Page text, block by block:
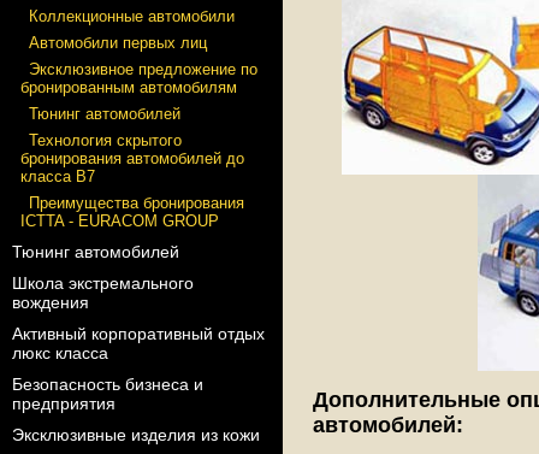
Коллекционные автомобили
Автомобили первых лиц
Эксклюзивное предложение по
бронированным автомобилям
Тюнинг автомобилей
Технология скрытого
бронирования автомобилей до
класса В7
Преимущества бронирования
ICTTA - EURACOM GROUP
Тюнинг автомобилей
Школа экстремального
вождения
Активный корпоративный отдых
люкс класса
Безопасность бизнеса и
предприятия
Эксклюзивные изделия из кожи
Дополнительные
автомобилей: